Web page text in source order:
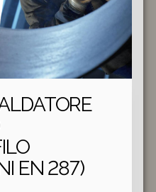
EN 287)